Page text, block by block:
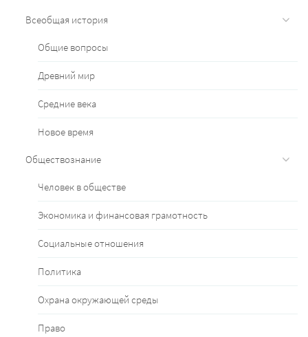
Всеобщая история
Общие вопросы
Древний мир
Средние века
Новое время
Обществознание
Человек в обществе
Экономика и финансовая грамотность
Социальные отношения
Политика
Охрана окружающей среды
Право